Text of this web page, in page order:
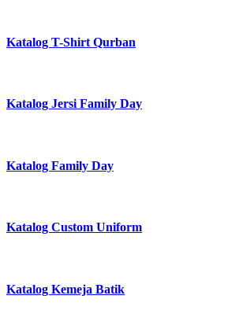
Katalog T-Shirt Qurban
Katalog Jersi Family Day
Katalog Family Day
Katalog Custom Uniform
Katalog Kemeja Batik